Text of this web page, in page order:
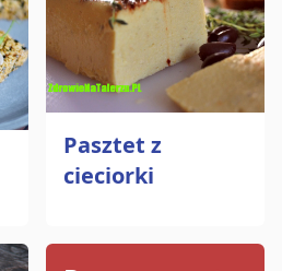
Pasztet z
cieciorki